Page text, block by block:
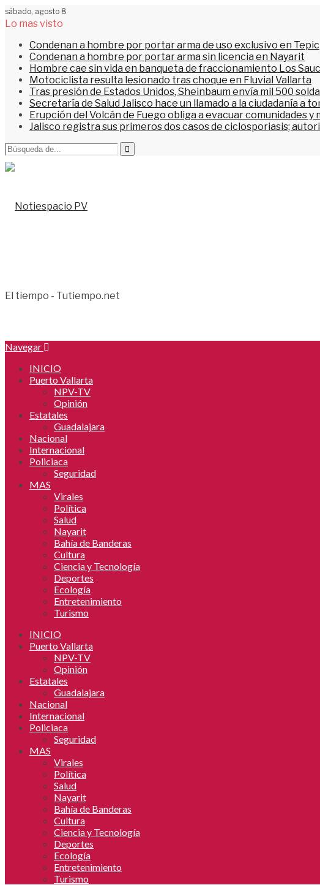
sábado, agosto 8
Lo mas visto
Condenan a hombre por portar arma de uso exclusivo en Tepic
Condenan a hombre por portar arma sin licencia en Nayarit
Hombre cae sin vida en banqueta de fraccionamiento Los
Motociclista resulta lesionado tras choque en Fluvial Vallarta
Tras presión de Estados Unidos, Sheinbaum envía mil 500
Secretaría de Salud Jalisco hace un llamado a la ciudadanía a
Erupción del Volcán de Fuego obliga a evacuar comunidades
Jalisco registra sus primeros dos casos de ciclosporiasis;
El tiempo - Tutiempo.net
Navegar
INICIO
Puerto Vallarta
NPV-TV
Opinión
Estatales
Guadalajara
Nacional
Internacional
Policiaca
Seguridad
MAS
Virales
Política
Salud
Nayarit
Bahía de Banderas
Cultura
Ciencia y Tecnología
Deportes
Ecología
Entretenimiento
Turismo
INICIO
Puerto Vallarta
NPV-TV
Opinión
Estatales
Guadalajara
Nacional
Internacional
Policiaca
Seguridad
MAS
Virales
Política
Salud
Nayarit
Bahía de Banderas
Cultura
Ciencia y Tecnología
Deportes
Ecología
Entretenimiento
Turismo